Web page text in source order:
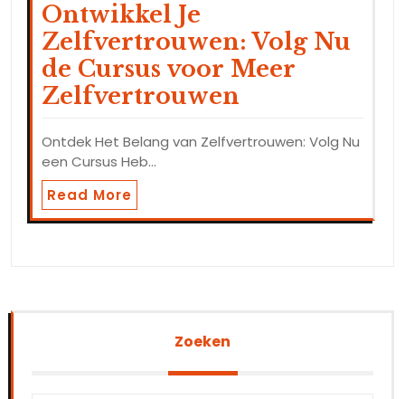
Ontwikkel Je
Zelfvertrouwen: Volg Nu
de Cursus voor Meer
Zelfvertrouwen
Ontdek Het Belang van Zelfvertrouwen: Volg Nu
een Cursus Heb…
Read More
Zoeken